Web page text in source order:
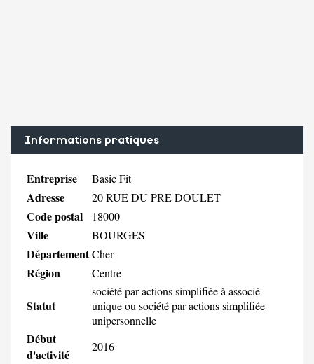
Informations pratiques
Entreprise Basic Fit
Adresse 20 RUE DU PRE DOULET
Code postal 18000
Ville BOURGES
DépartementCher
Région Centre
Statut
société par actions simplifiée à associé
unique ou société par actions simplifiée
unipersonnelle
Début
d'activité
2016